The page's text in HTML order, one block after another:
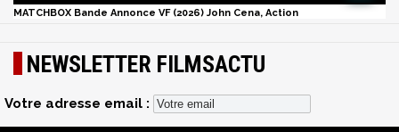
MATCHBOX Bande Annonce VF (2026) John Cena, Action
NEWSLETTER FILMSACTU
Votre adresse email :